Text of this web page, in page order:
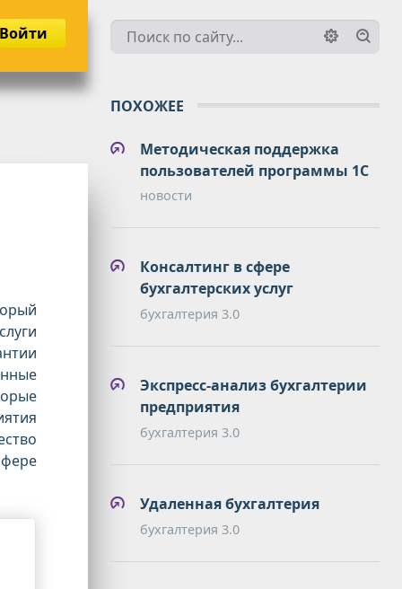
Войти
ПОХОЖЕЕ
Методическая поддержка
пользователей программы 1С
новости
Консалтинг в сфере
бухгалтерских услуг
бухгалтерия 3.0
Экспресс-анализ бухгалтерии
предприятия
бухгалтерия 3.0
Удаленная бухгалтерия
бухгалтерия 3.0